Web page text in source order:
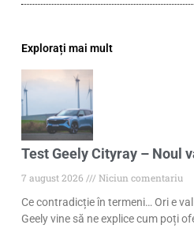
Explorați mai mult
Test Geely Cityray – Noul
7 august 2026
Niciun comentariu
Ce contradicție în termeni… Ori e
Geely vine să ne explice cum poți